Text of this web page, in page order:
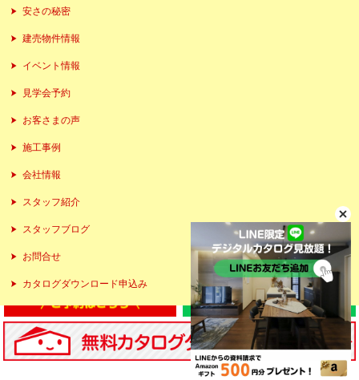
安さの秘密
建売物件情報
イベント情報
見学会予約
お客さまの声
施工事例
会社情報
スタッフ紹介
スタッフブログ
お問合せ
カタログダウンロード申込み